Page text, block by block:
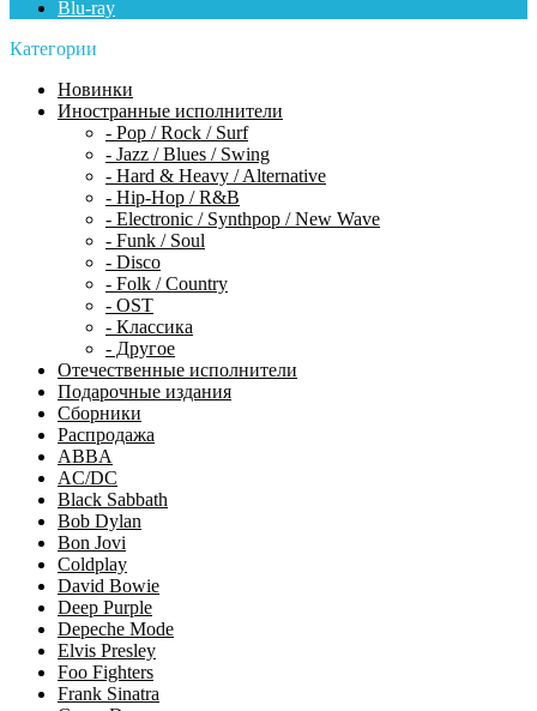
Blu-ray
Категории
Новинки
Иностранные исполнители
- Pop / Rock / Surf
- Jazz / Blues / Swing
- Hard & Heavy / Alternative
- Hip-Hop / R&B
- Electronic / Synthpop / New Wave
- Funk / Soul
- Disco
- Folk / Country
- OST
- Классика
- Другое
Отечественные исполнители
Подарочные издания
Сборники
Распродажа
ABBA
AC/DC
Black Sabbath
Bob Dylan
Bon Jovi
Coldplay
David Bowie
Deep Purple
Depeche Mode
Elvis Presley
Foo Fighters
Frank Sinatra